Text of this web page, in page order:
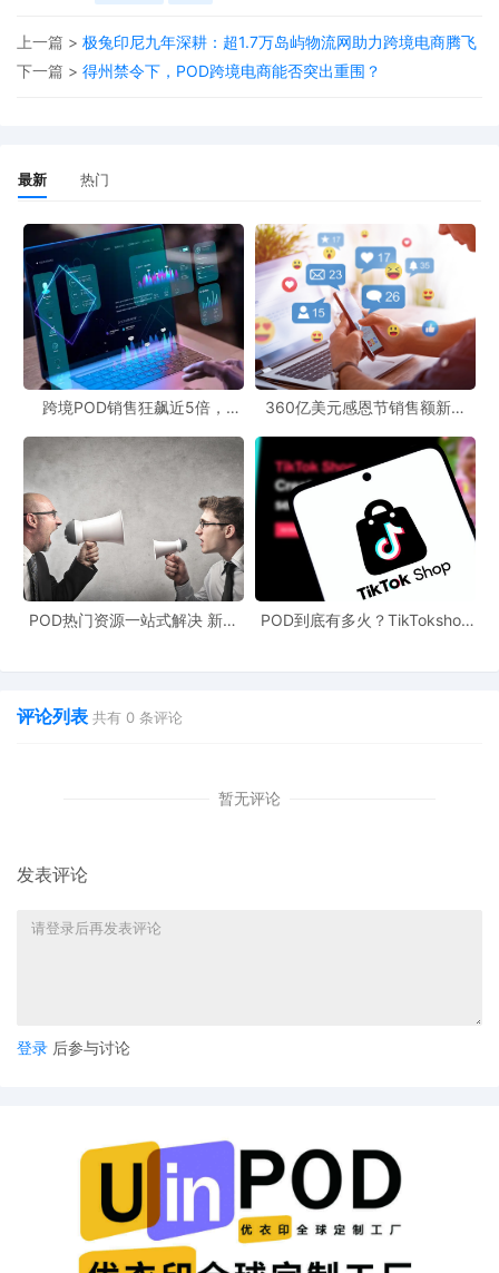
消费者稳定的护理流程是关键。通过这种方式，品牌能够获得更多
的曝光和销售激励。
网可以为商家提供一个独立的销售平台，结合免费POD工具，能够
实现产品的个性化定制和按需生产，降低库存成本。同时，通过
POD电商平台对接，商家可以将自己的产品快速推向亚马逊等主流
跨境电商平台，拓展销售渠道。
上一篇 > 极兔印尼九年深耕：超1.7万岛屿物流网助力跨境电商腾飞
下一篇 > 得州禁令下，POD跨境电商能否突出重围？
最新 热门
跨境POD销售狂飙近5倍，
360亿美元感恩节销售额新纪
新风潮！
POD热门资源一站式解决 新手
POD到底有多火？TikTokshop
评论列表 共有 0 条评论
暂无评论
发表评论
登录 后参与讨论